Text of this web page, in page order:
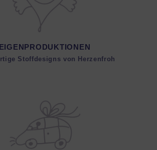
EIGENPRODUKTIONEN
Stoffdesigns von Herzenfroh